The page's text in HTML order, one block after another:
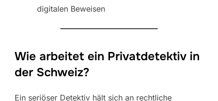
digitalen Beweisen
Wie arbeitet ein Privatdetektiv in
der Schweiz?
Ein seriöser Detektiv hält sich an rechtliche